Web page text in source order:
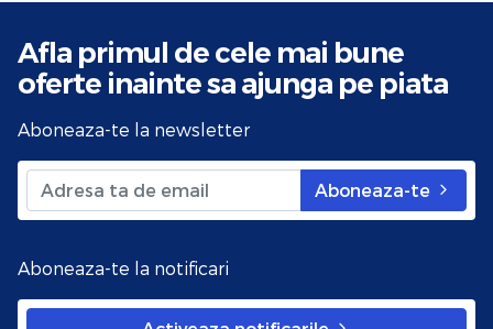
Afla primul de cele mai bune
oferte inainte sa ajunga pe piata
Aboneaza-te la newsletter
Aboneaza-te
Aboneaza-te la notificari